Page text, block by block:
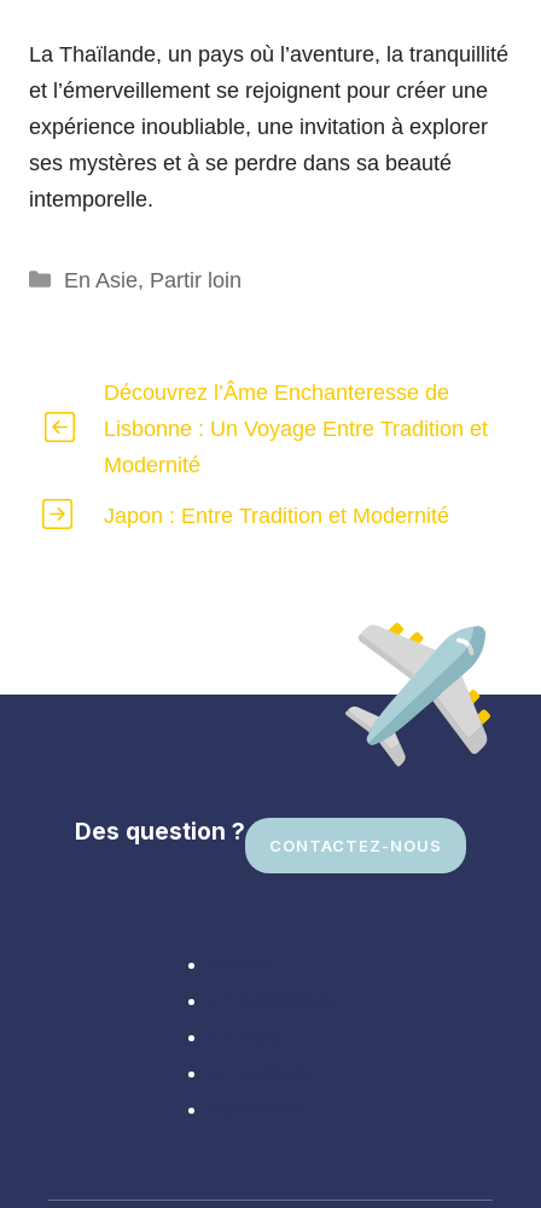
La Thaïlande, un pays où l’aventure, la tranquillité
et l’émerveillement se rejoignent pour créer une
expérience inoubliable, une invitation à explorer
ses mystères et à se perdre dans sa beauté
intemporelle.
Catégories
En Asie, Partir loin
Découvrez l’Âme Enchanteresse de
Lisbonne : Un Voyage Entre Tradition et
Modernité
Japon : Entre Tradition et Modernité
Des question ? CONTACTEZ-NOUS